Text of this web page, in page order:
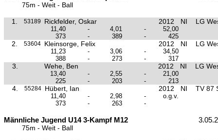
75m - Weit - Ball
1. 53189 Rickfelder, Oskar 2012 NI LG
11,40 - 4,01 -
52,00
373
- 389 - 425
2. 53604 Kleinsorge, Felix 2012 NI LG
11,23 - 3,06 -
34,50
388
- 273 - 317
3. Wehe, Ben 2012 NI LG
13,40 - 2,55 -
21,00
225
- 203 - 213
4. 55284 Hübert, Ian 2012 NI TV 87
11,40 - 2,98 -
o.g.v.
373
- 263 -
Männliche Jugend U14 3-Kampf M12
75m - Weit - Ball